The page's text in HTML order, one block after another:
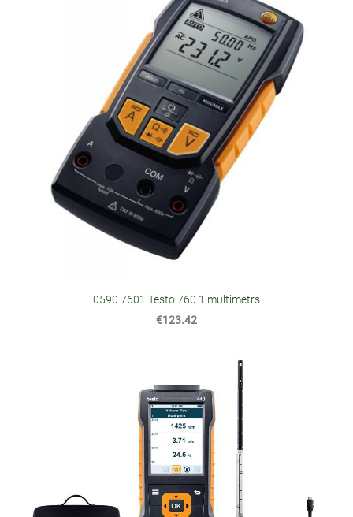
0590 7601 Testo 760 1 multimetrs
€123.42